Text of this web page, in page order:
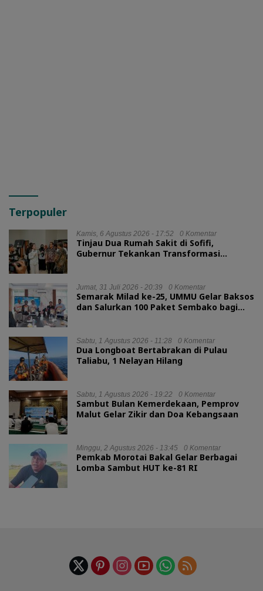
Terpopuler
Kamis, 6 Agustus 2026 - 17:52 0 Komentar
Tinjau Dua Rumah Sakit di Sofifi,
Gubernur Tekankan Transformasi
Jumat, 31 Juli 2026 - 20:39 0 Komentar
Semarak Milad ke-25, UMMU Gelar Baksos
dan Salurkan 100 Paket Sembako bagi
Sabtu, 1 Agustus 2026 - 11:28 0 Komentar
Dua Longboat Bertabrakan di Pulau
Taliabu, 1 Nelayan Hilang
Sabtu, 1 Agustus 2026 - 19:22 0 Komentar
Sambut Bulan Kemerdekaan, Pemprov
Malut Gelar Zikir dan Doa Kebangsaan
Minggu, 2 Agustus 2026 - 13:45 0 Komentar
Pemkab Morotai Bakal Gelar Berbagai
Lomba Sambut HUT ke-81 RI